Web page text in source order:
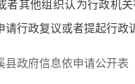
者其他组织认为行政机
行政复议或者提起行政
县政府信息依申请公开表